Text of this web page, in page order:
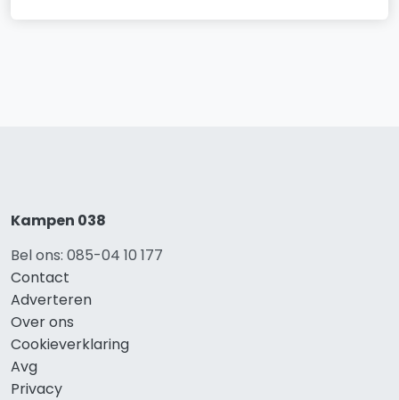
Kampen 038
Bel ons: 085-04 10 177
Contact
Adverteren
Over ons
Cookieverklaring
Avg
Privacy